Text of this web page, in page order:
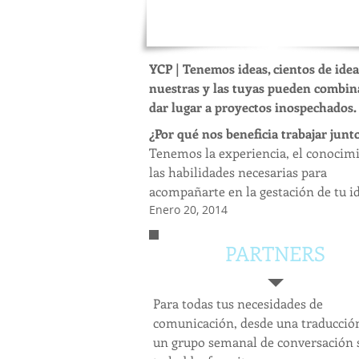
YCP | Tenemos ideas, cientos de
nuestras y las tuyas pueden
dar lugar a proyectos inospechados.
¿Por qué nos beneficia trabajar
Tenemos la experiencia, el
las habilidades necesarias para
acompañarte en la gestación de tu
​Enero 20, 2014​
PARTNERS
Para todas tus necesidades de
comunicación, desde una
un grupo semanal de conversación